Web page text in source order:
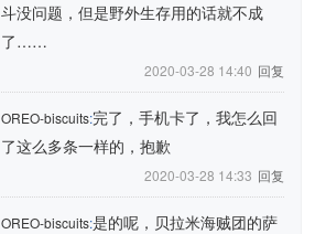
斗没问题，但是野外生存用的话就不成
了……
2020-03-28 14:40 回复
OREO-biscuits:完了，手机卡了，我怎么回
了这么多条一样的，抱歉
2020-03-28 14:33 回复
OREO-biscuits:是的呢，贝拉米海贼团的萨